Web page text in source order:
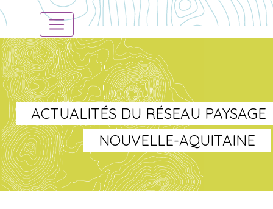
ACTUALITÉS DU RÉSEAU PAYSAGE
NOUVELLE-AQUITAINE